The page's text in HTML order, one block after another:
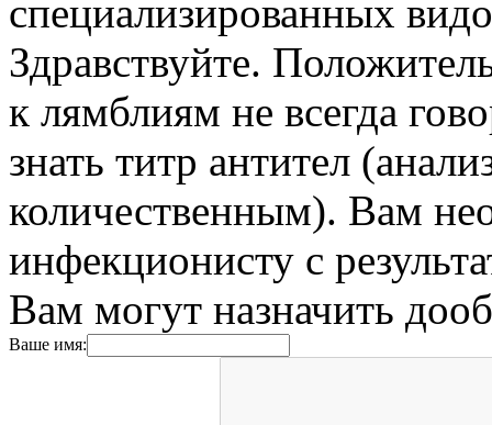
специализированных
Здравствуйте.
к лямблиям не всегда
знать титр антител
количественным). Вам
инфекционисту с
Вам могут назначить
Ваше имя: